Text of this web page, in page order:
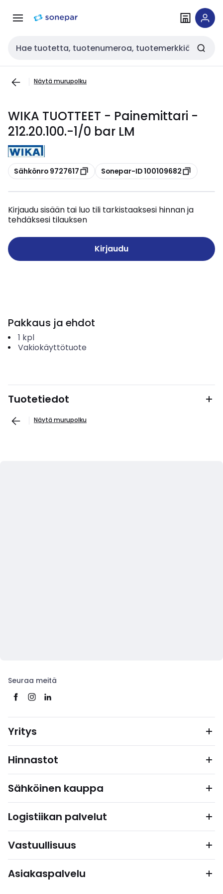
navigointiinsisältöön
Haku
Näytä murupolku
WIKA TUOTTEET - Painemittari -
212.20.100.-1/0 bar LM
Kopioi
Sähkönro 9727617 Kopioi
Sonepar-ID 100109682
Kirjaudu sisään tai luo tili tarkistaaksesi hinnan ja
tehdäksesi tilauksen
Kirjaudu
Pakkaus ja ehdot
1 kpl
Vakiokäyttötuote
Tuotetiedot
Näytä murupolku
Seuraa meitä
Yritys
Hinnastot
Sähköinen kauppa
Logistiikan palvelut
Vastuullisuus
Asiakaspalvelu